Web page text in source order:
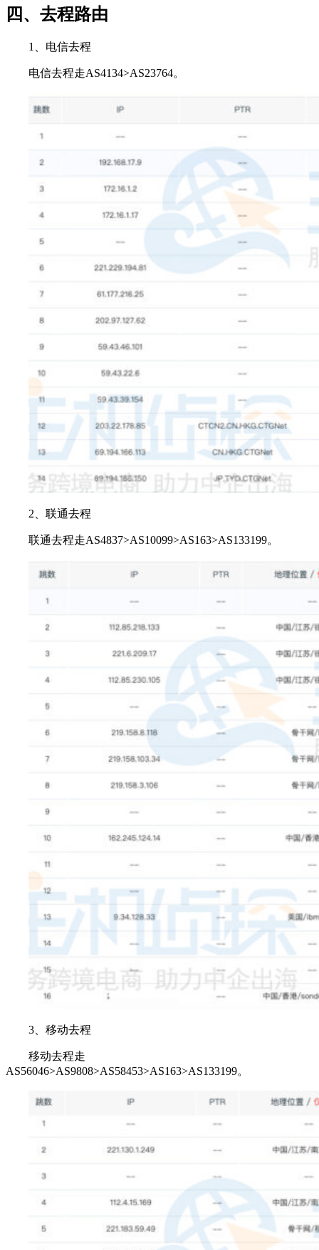
四、去程路由
1、电信去程
电信去程走AS4134>AS23764。
2、联通去程
联通去程走AS4837>AS10099>AS163>AS133199。
3、移动去程
移动去程走
AS56046>AS9808>AS58453>AS163>AS133199。